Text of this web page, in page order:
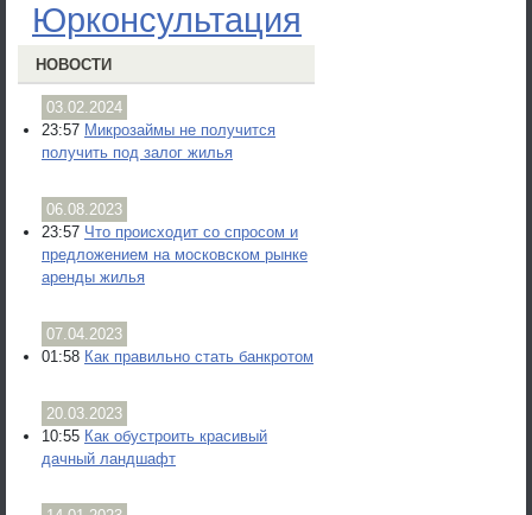
Юрконсультация
НОВОСТИ
03.02.2024
23:57 Микрозаймы не получится
получить под залог жилья
06.08.2023
23:57 Что происходит со спросом и
предложением на московском рынке
аренды жилья
07.04.2023
01:58 Как правильно стать банкротом
20.03.2023
10:55 Как обустроить красивый
дачный ландшафт